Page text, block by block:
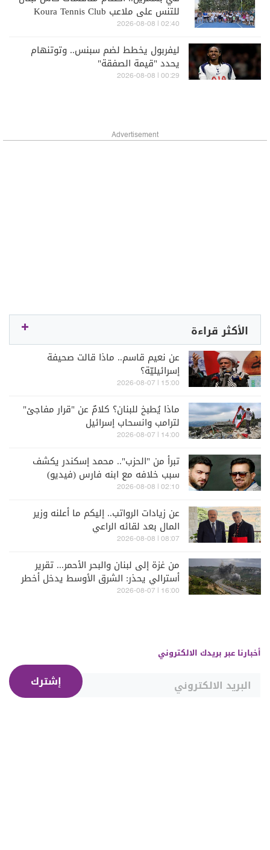
للتنس على ملاعب Koura Tennis Club
02:40 | 2026-08-08
ليفربول يخطط لضم سبنس.. وتوتنهام
يحدد "قيمة الصفقة"
00:29 | 2026-08-08
Advertisement
الأكثر قراءة
عن نعيم قاسم.. ماذا قالت صحيفة
إسرائيليّة؟
15:00 | 2026-08-07
ماذا يُطبخ للبنان؟ كلامٌ عن "قرار مفاجئ"
لترامب وانسحاب إسرائيل
14:00 | 2026-08-07
تبرأ من "الحزب".. محمد إسكندر يكشف
سبب خلافه مع ابنه فارس (فيديو)
02:10 | 2026-08-08
عن زيادات الرواتب.. إليكم ما أعلنه وزير
المال بعد لقائه الراعي
08:07 | 2026-08-08
من غزة إلى لبنان والبحر الأحمر... تقرير
أسترالي يحذر: الشرق الأوسط يدخل أخطر
مراحله
16:00 | 2026-08-07
أخبارنا عبر بريدك الالكتروني
إشترك